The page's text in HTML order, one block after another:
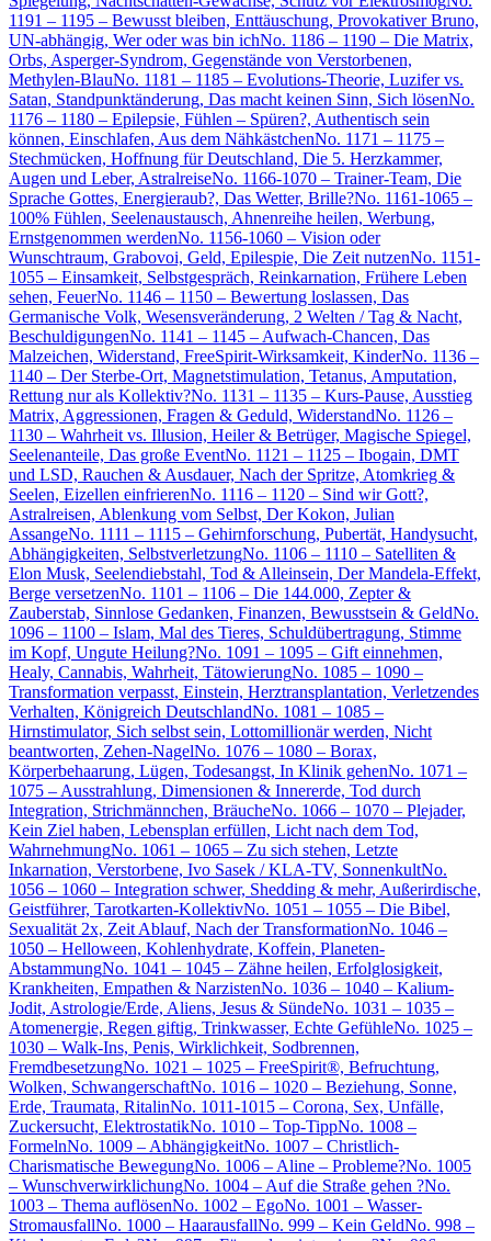
1191 – 1195 – Bewusst bleiben, Enttäuschung, Provokativer Bruno,
UN-abhängig, Wer oder was bin ichNo. 1186 – 1190 – Die Matrix,
Orbs, Asperger-Syndrom, Gegenstände von Verstorbenen,
Methylen-BlauNo. 1181 – 1185 – Evolutions-Theorie, Luzifer vs.
Satan, Standpunktänderung, Das macht keinen Sinn, Sich lösenNo.
1176 – 1180 – Epilepsie, Fühlen – Spüren?, Authentisch sein
können, Einschlafen, Aus dem NähkästchenNo. 1171 – 1175 –
Stechmücken, Hoffnung für Deutschland, Die 5. Herzkammer,
Augen und Leber, AstralreiseNo. 1166-1070 – Trainer-Team, Die
Sprache Gottes, Energieraub?, Das Wetter, Brille?No. 1161-1065 –
100% Fühlen, Seelenaustausch, Ahnenreihe heilen, Werbung,
Ernstgenommen werdenNo. 1156-1060 – Vision oder
Wunschtraum, Grabovoi, Geld, Epilespie, Die Zeit nutzenNo. 1151-
1055 – Einsamkeit, Selbstgespräch, Reinkarnation, Frühere Leben
sehen, FeuerNo. 1146 – 1150 – Bewertung loslassen, Das
Germanische Volk, Wesensveränderung, 2 Welten / Tag & Nacht,
BeschuldigungenNo. 1141 – 1145 – Aufwach-Chancen, Das
Malzeichen, Widerstand, FreeSpirit-Wirksamkeit, KinderNo. 1136 –
1140 – Der Sterbe-Ort, Magnetstimulation, Tetanus, Amputation,
Rettung nur als Kollektiv?No. 1131 – 1135 – Kurs-Pause, Ausstieg
Matrix, Aggressionen, Fragen & Geduld, WiderstandNo. 1126 –
1130 – Wahrheit vs. Illusion, Heiler & Betrüger, Magische Spiegel,
Seelenanteile, Das große EventNo. 1121 – 1125 – Ibogain, DMT
und LSD, Rauchen & Ausdauer, Nach der Spritze, Atomkrieg &
Seelen, Eizellen einfrierenNo. 1116 – 1120 – Sind wir Gott?,
Astralreisen, Ablenkung vom Selbst, Der Kokon, Julian
AssangeNo. 1111 – 1115 – Gehirnforschung, Pubertät, Handysucht,
Abhängigkeiten, SelbstverletzungNo. 1106 – 1110 – Satelliten &
Elon Musk, Seelendiebstahl, Tod & Alleinsein, Der Mandela-Effekt,
Berge versetzenNo. 1101 – 1106 – Die 144.000, Zepter &
Zauberstab, Sinnlose Gedanken, Finanzen, Bewusstsein & GeldNo.
1096 – 1100 – Islam, Mal des Tieres, Schuldübertragung, Stimme
im Kopf, Ungute Heilung?No. 1091 – 1095 – Gift einnehmen,
Healy, Cannabis, Wahrheit, TätowierungNo. 1085 – 1090 –
Transformation verpasst, Einstein, Herztransplantation, Verletzendes
Verhalten, Königreich DeutschlandNo. 1081 – 1085 –
Hirnstimulator, Sich selbst sein, Lottomillionär werden, Nicht
beantworten, Zehen-NagelNo. 1076 – 1080 – Borax,
Körperbehaarung, Lügen, Todesangst, In Klinik gehenNo. 1071 –
1075 – Ausstrahlung, Dimensionen & Innererde, Tod durch
Integration, Strichmännchen, BräucheNo. 1066 – 1070 – Plejader,
Kein Ziel haben, Lebensplan erfüllen, Licht nach dem Tod,
WahrnehmungNo. 1061 – 1065 – Zu sich stehen, Letzte
Inkarnation, Verstorbene, Ivo Sasek / KLA-TV, SonnenkultNo.
1056 – 1060 – Integration schwer, Shedding & mehr, Außerirdische,
Geistführer, Tarotkarten-KollektivNo. 1051 – 1055 – Die Bibel,
Sexualität 2x, Zeit Ablauf, Nach der TransformationNo. 1046 –
1050 – Helloween, Kohlenhydrate, Koffein, Planeten-
AbstammungNo. 1041 – 1045 – Zähne heilen, Erfolglosigkeit,
Krankheiten, Empathen & NarzistenNo. 1036 – 1040 – Kalium-
Jodit, Astrologie/Erde, Aliens, Jesus & SündeNo. 1031 – 1035 –
Atomenergie, Regen giftig, Trinkwasser, Echte GefühleNo. 1025 –
1030 – Walk-Ins, Penis, Wirklichkeit, Sodbrennen,
FremdbesetzungNo. 1021 – 1025 – FreeSpirit®, Befruchtung,
Wolken, SchwangerschaftNo. 1016 – 1020 – Beziehung, Sonne,
Erde, Traumata, RitalinNo. 1011-1015 – Corona, Sex, Unfälle,
Zuckersucht, ElektrostatikNo. 1010 – Top-TippNo. 1008 –
FormelnNo. 1009 – AbhängigkeitNo. 1007 – Christlich-
Charismatische BewegungNo. 1006 – Aline – Probleme?No. 1005
– WunschverwirklichungNo. 1004 – Auf die Straße gehen ?No.
1003 – Thema auflösenNo. 1002 – EgoNo. 1001 – Wasser-
StromausfallNo. 1000 – HaarausfallNo. 999 – Kein GeldNo. 998 –